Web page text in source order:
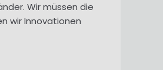
Wir müssen die
wir Innovationen